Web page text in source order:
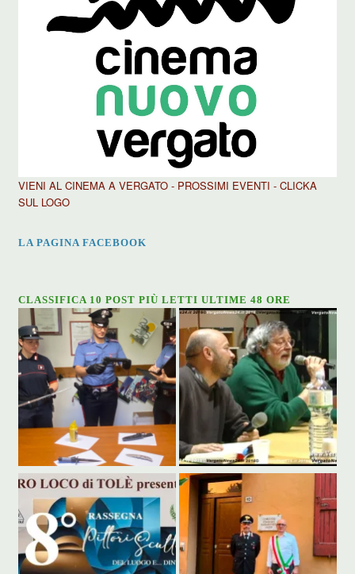
VIENI AL CINEMA A VERGATO - PROSSIMI EVENTI - CLICKA
SUL LOGO
LA PAGINA FACEBOOK
CLASSIFICA 10 POST PIÙ LETTI ULTIME 48 ORE